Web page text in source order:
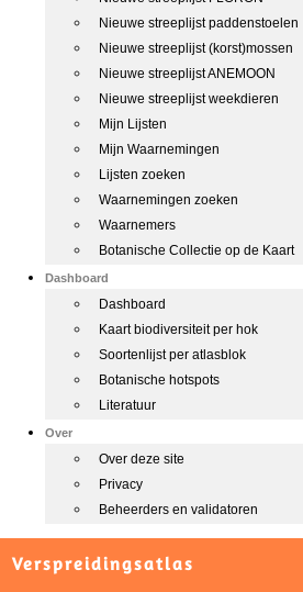
Nieuwe streeplijst paddenstoelen
Nieuwe streeplijst (korst)mossen
Nieuwe streeplijst ANEMOON
Nieuwe streeplijst weekdieren
Mijn Lijsten
Mijn Waarnemingen
Lijsten zoeken
Waarnemingen zoeken
Waarnemers
Botanische Collectie op de Kaart
Dashboard
Dashboard
Kaart biodiversiteit per hok
Soortenlijst per atlasblok
Botanische hotspots
Literatuur
Over
Over deze site
Privacy
Beheerders en validatoren
Verspreidingsatlas